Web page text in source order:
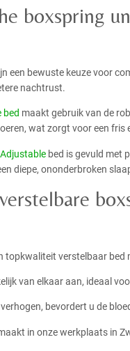
boxspring
een bewuste keuze voor
nachtrust.
bed maakt gebruik van de
wat zorgt voor een fris
bed is gevuld met
diepe, ononderbroken
topkwaliteit verstelbaar bed
van elkaar aan, ideaal
bevordert u de
in onze werkplaats in